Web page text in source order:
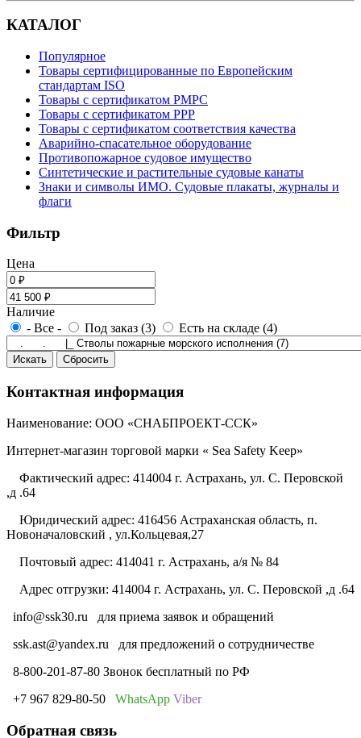
КАТАЛОГ
Популярное
Товары сертифицированные по Европейским
стандартам ISO
Товары с сертификатом РМРС
Товары с сертификатом РРР
Товары с сертификатом соответствия качества
Аварийно-спасательное оборудование
Противопожарное судовое имущество
Синтетические и растительные судовые канаты
Знаки и символы ИМО. Судовые плакаты, журналы и
флаги
Фильтр
Цена
Наличие
- Все -
Под заказ (3) Есть на складе (4)
Контактная информация
Наименование: ООО «СНАБПРОЕКТ-ССК»
Интернет-магазин торговой марки « Sea Safety Keep»
Фактический адрес: 414004 г. Астрахань, ул. С. Перовской
,д .64
Юридический адрес: 416456 Астраханская область, п.
Новоначаловский , ул.Кольцевая,27
Почтовый адрес: 414041 г. Астрахань, а/я № 84
Адрес отгрузки: 414004 г. Астрахань, ул. С. Перовской ,д .64
info@ssk30.ru для приема заявок и обращений
ssk.ast@yandex.ru для предложений о сотрудничестве
8-800-201-87-80 Звонок бесплатный по РФ
+7 967 829-80-50
WhatsApp Viber
Обратная связь